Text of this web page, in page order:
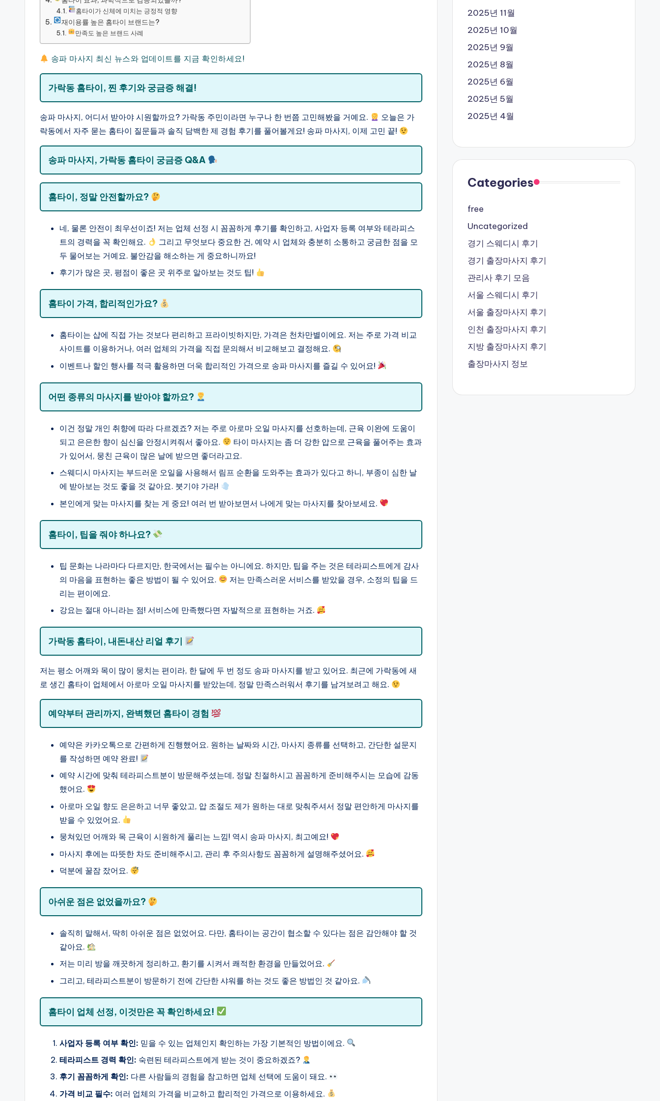
홈타이가 신체에 미치는 긍정적 영향
재이용률 높은 홈타이 브랜드는?
만족도 높은 브랜드 사례
송파 마사지 최신 뉴스와 업데이트를 지금 확인하세요!
가락동 홈타이, 찐 후기와 궁금증 해결!
송파 마사지, 어디서 받아야 시원할까요? 가락동 주민이라면 누구나 한 번쯤 고민해봤을 거예요.
오늘은 가
락동에서 자주 묻는 홈타이 질문들과 솔직 담백한 제 경험 후기를 풀어볼게요! 송파 마사지, 이제 고민 끝!
송파 마사지, 가락동 홈타이 궁금증 Q&A
홈타이, 정말 안전할까요?
네, 물론 안전이 최우선이죠! 저는 업체 선정 시 꼼꼼하게 후기를 확인하고, 사업자 등록 여부와 테라피스
트의 경력을 꼭 확인해요.
그리고 무엇보다 중요한 건, 예약 시 업체와 충분히 소통하고 궁금한 점을 모
두 물어보는 거예요. 불안감을 해소하는 게 중요하니까요!
후기가 많은 곳, 평점이 좋은 곳 위주로 알아보는 것도 팁!
홈타이 가격, 합리적인가요?
홈타이는 샵에 직접 가는 것보다 편리하고 프라이빗하지만, 가격은 천차만별이에요. 저는 주로 가격 비교
사이트를 이용하거나, 여러 업체의 가격을 직접 문의해서 비교해보고 결정해요.
이벤트나 할인 행사를 적극 활용하면 더욱 합리적인 가격으로 송파 마사지를 즐길 수 있어요!
어떤 종류의 마사지를 받아야 할까요?
이건 정말 개인 취향에 따라 다르겠죠? 저는 주로 아로마 오일 마사지를 선호하는데, 근육 이완에 도움이
되고 은은한 향이 심신을 안정시켜줘서 좋아요.
타이 마사지는 좀 더 강한 압으로 근육을 풀어주는 효과
가 있어서, 뭉친 근육이 많은 날에 받으면 좋더라고요.
스웨디시 마사지는 부드러운 오일을 사용해서 림프 순환을 도와주는 효과가 있다고 하니, 부종이 심한 날
에 받아보는 것도 좋을 것 같아요. 붓기야 가라!
본인에게 맞는 마사지를 찾는 게 중요! 여러 번 받아보면서 나에게 맞는 마사지를 찾아보세요.
홈타이, 팁을 줘야 하나요?
팁 문화는 나라마다 다르지만, 한국에서는 필수는 아니에요. 하지만, 팁을 주는 것은 테라피스트에게 감사
의 마음을 표현하는 좋은 방법이 될 수 있어요.
저는 만족스러운 서비스를 받았을 경우, 소정의 팁을 드
리는 편이에요.
강요는 절대 아니라는 점! 서비스에 만족했다면 자발적으로 표현하는 거죠.
가락동 홈타이, 내돈내산 리얼 후기
저는 평소 어깨와 목이 많이 뭉치는 편이라, 한 달에 두 번 정도 송파 마사지를 받고 있어요. 최근에 가락동에 새
로 생긴 홈타이 업체에서 아로마 오일 마사지를 받았는데, 정말 만족스러워서 후기를 남겨보려고 해요.
예약부터 관리까지, 완벽했던 홈타이 경험
예약은 카카오톡으로 간편하게 진행했어요. 원하는 날짜와 시간, 마사지 종류를 선택하고, 간단한 설문지
를 작성하면 예약 완료!
예약 시간에 맞춰 테라피스트분이 방문해주셨는데, 정말 친절하시고 꼼꼼하게 준비해주시는 모습에 감동
했어요.
아로마 오일 향도 은은하고 너무 좋았고, 압 조절도 제가 원하는 대로 맞춰주셔서 정말 편안하게 마사지를
받을 수 있었어요.
뭉쳐있던 어깨와 목 근육이 시원하게 풀리는 느낌! 역시 송파 마사지, 최고예요!
마사지 후에는 따뜻한 차도 준비해주시고, 관리 후 주의사항도 꼼꼼하게 설명해주셨어요.
덕분에 꿀잠 잤어요.
아쉬운 점은 없었을까요?
솔직히 말해서, 딱히 아쉬운 점은 없었어요. 다만, 홈타이는 공간이 협소할 수 있다는 점은 감안해야 할 것
같아요.
저는 미리 방을 깨끗하게 정리하고, 환기를 시켜서 쾌적한 환경을 만들었어요.
그리고, 테라피스트분이 방문하기 전에 간단한 샤워를 하는 것도 좋은 방법인 것 같아요.
홈타이 업체 선정, 이것만은 꼭 확인하세요!
사업자 등록 여부 확인: 믿을 수 있는 업체인지 확인하는 가장 기본적인 방법이에요.
테라피스트 경력 확인: 숙련된 테라피스트에게 받는 것이 중요하겠죠?
후기 꼼꼼하게 확인: 다른 사람들의 경험을 참고하면 업체 선택에 도움이 돼요.
가격 비교 필수: 여러 업체의 가격을 비교하고 합리적인 가격으로 이용하세요.
2025년 11월
2025년 10월
2025년 9월
2025년 8월
2025년 6월
2025년 5월
2025년 4월
Categories
free
Uncategorized
경기 스웨디시 후기
경기 출장마사지 후기
관리사 후기 모음
서울 스웨디시 후기
서울 출장마사지 후기
인천 출장마사지 후기
지방 출장마사지 후기
출장마사지 정보